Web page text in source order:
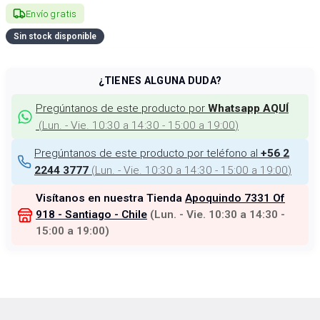
Envío gratis
Sin stock disponible
¿TIENES ALGUNA DUDA?
Pregúntanos de este producto por Whatsapp AQUÍ
(Lun. - Vie. 10:30 a 14:30 - 15:00 a 19:00)
Pregúntanos de este producto por teléfono al +56 2
2244 3777 (Lun. - Vie. 10:30 a 14:30 - 15:00 a 19:00)
Visítanos en nuestra Tienda Apoquindo 7331 Of
918 - Santiago - Chile (Lun. - Vie. 10:30 a 14:30 -
15:00 a 19:00)